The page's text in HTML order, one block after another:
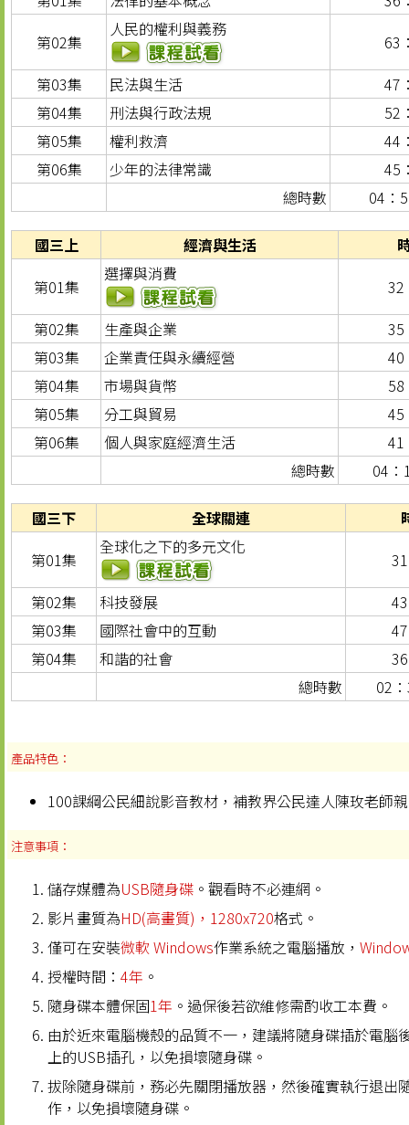
第02集
人民的權利與義務
63
第03集
民法與生活
47
第04集
刑法與行政法規
52
第05集
權利救濟
44
第06集
少年的法律常識
45
總時數
04：
國三上 經濟與生活
第01集
選擇與消費
32
第02集
生產與企業
35
第03集
企業責任與永續經營
40
第04集
市場與貨幣
58
第05集
分工與貿易
45
第06集
個人與家庭經濟生活
41
總時數
04：
國三下 全球關連
第01集
全球化之下的多元文化
第02集
科技發展
第03集
國際社會中的互動
第04集
和諧的社會
總時數
02
產品特色：
100課綱公民細說影音教材，補教界公民達人陳玫老師
注意事項：
儲存媒體為USB隨身碟 。觀看時不必連網。
影片畫質為HD(高畫質)，1280x720格式。
僅可在安裝微軟 Windows作業系統之電腦播放，
授權時間： 4年 。
隨身碟本體保固1年 。過保後若欲維修需酌收工本費。
由於近來電腦機殼的品質不一，建議將隨身碟插於電腦
上的USB插孔，以免損壞隨身碟。
拔除隨身碟前，務必先關閉播放器，然後確實執行退出
作，以免損壞隨身碟。